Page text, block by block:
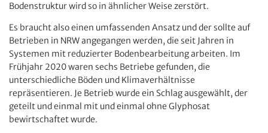
Bodenstruktur wird so in ähnlicher Weise zerstört.
Es braucht also einen umfassenden Ansatz und der sollte auf
Betrieben in NRW angegangen werden, die seit Jahren in
Systemen mit reduzierter Bodenbearbeitung arbeiten. Im
Frühjahr 2020 waren sechs Betriebe gefunden, die
unterschiedliche Böden und Klimaverhältnisse
repräsentieren. Je Betrieb wurde ein Schlag ausgewählt, der
geteilt und einmal mit und einmal ohne Glyphosat
bewirtschaftet wurde.